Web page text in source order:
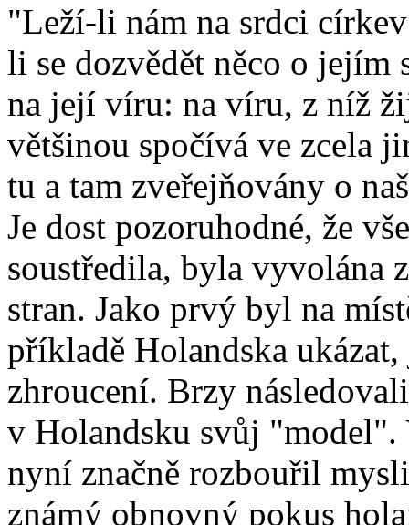
"Leží-li nám na srdci
li se dozvědět něco o jejím
na její víru: na víru, z níž
většinou spočívá ve zcela
tu a tam zveřejňovány o
Je dost pozoruhodné, že
soustředila, byla vyvolána
stran. Jako prvý byl na
příkladě Holandska
zhroucení. Brzy
v Holandsku svůj "model".
nyní značně rozbouřil
známý obnovný pokus